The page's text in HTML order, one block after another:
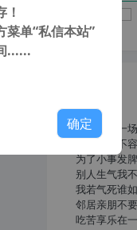
人生就像一
相扶到老不
为了小事发
别人生气我
我若气死谁
邻居亲朋不
吃苦享乐在
单“私信本站”
......
确定